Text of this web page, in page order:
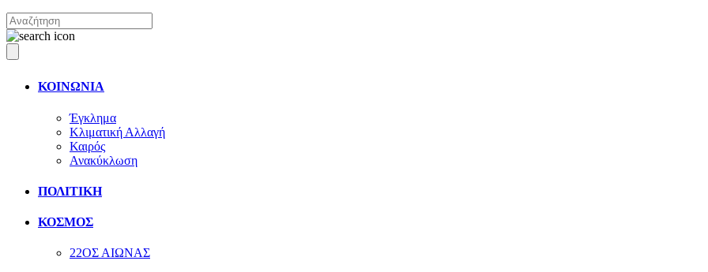
ΚΟΙΝΩΝΙΑ
Έγκλημα
Κλιματική Αλλαγή
Καιρός
Ανακύκλωση
ΠΟΛΙΤΙΚΗ
ΚΟΣΜΟΣ
22ΟΣ ΑΙΩΝΑΣ